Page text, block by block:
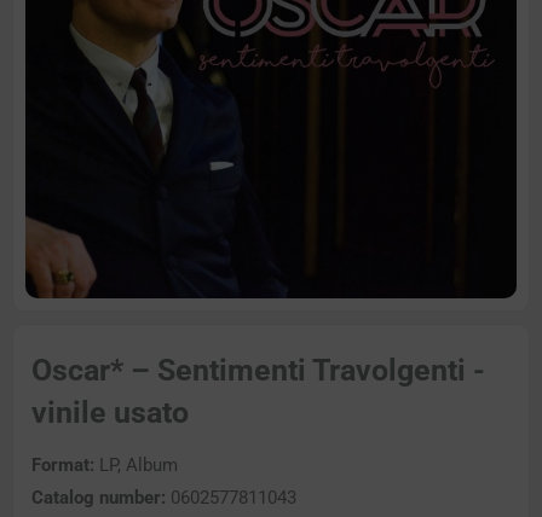
Oscar* – Sentimenti Travolgenti -
vinile usato
Format: LP, Album
Catalog number: 0602577811043